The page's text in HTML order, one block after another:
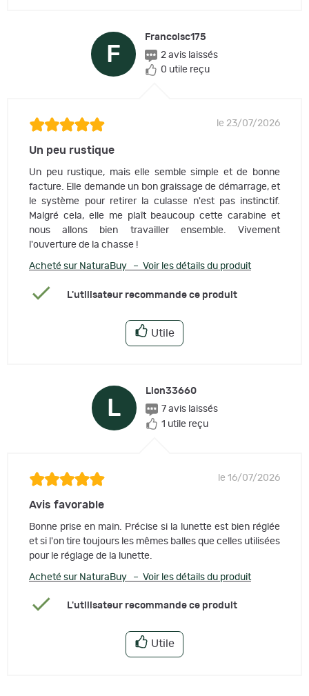
F
Francoisc175
2 avis laissés
0 utile reçu
le 23/07/2026
Un peu rustique
Un peu rustique, mais elle semble simple et de bonne
facture. Elle demande un bon graissage de démarrage, et
le système pour retirer la culasse n'est pas instinctif.
Malgré cela, elle me plaît beaucoup cette carabine et
nous allons bien travailler ensemble. Vivement
l'ouverture de la chasse !
Acheté sur NaturaBuy – Voir les détails du produit
L'utilisateur recommande ce produit
Utile
L
Lion33660
7 avis laissés
1 utile reçu
le 16/07/2026
Avis favorable
Bonne prise en main. Précise si la lunette est bien réglée
et si l'on tire toujours les mêmes balles que celles utilisées
pour le réglage de la lunette.
Acheté sur NaturaBuy – Voir les détails du produit
L'utilisateur recommande ce produit
Utile